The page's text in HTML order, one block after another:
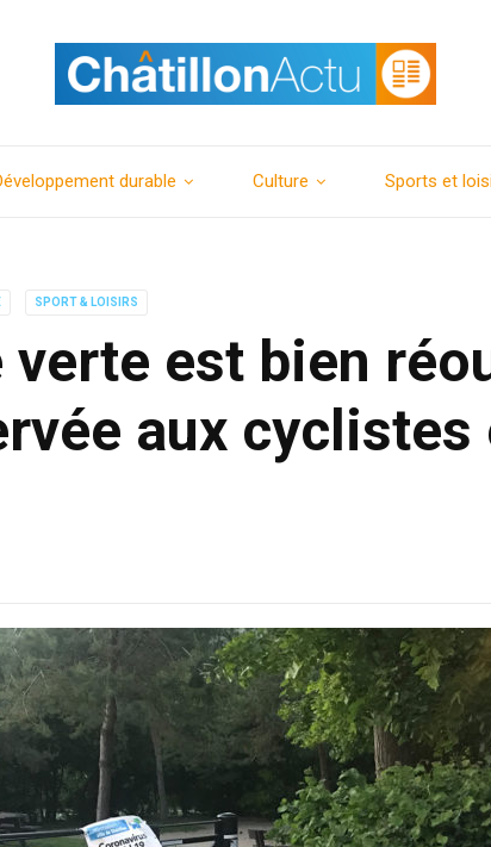
durable Culture Sports et
SPORT & LOISIRS
verte est bien
aux cyclistes